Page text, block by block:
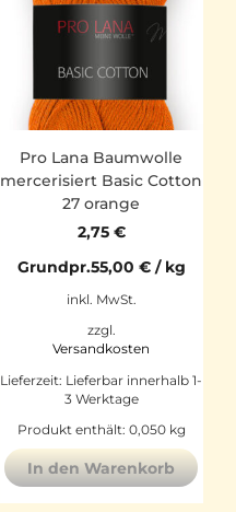
Pro Lana Baumwolle
mercerisiert Basic Cotton
27 orange
2,75 €
Grundpr.55,00 €/ kg
inkl. MwSt.
zzgl.
Versandkosten
Lieferzeit: Lieferbar innerhalb 1-
3 Werktage
Produkt enthält: 0,050 kg
In den Warenkorb